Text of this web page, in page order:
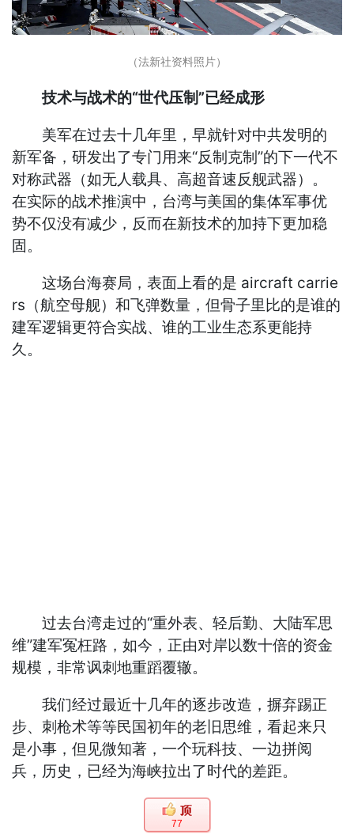
（法新社资料照片）
技术与战术的“世代压制”已经成形
美军在过去十几年里，早就针对中共发明的
新军备，研发出了专门用来“反制克制”的下一代不
对称武器（如无人载具、高超音速反舰武器）。
在实际的战术推演中，台湾与美国的集体军事优
势不仅没有减少，反而在新技术的加持下更加稳
固。
这场台海赛局，表面上看的是 aircraft carrie
rs（航空母舰）和飞弹数量，但骨子里比的是谁的
建军逻辑更符合实战、谁的工业生态系更能持
久。
过去台湾走过的“重外表、轻后勤、大陆军思
维”建军冤枉路，如今，正由对岸以数十倍的资金
规模，非常讽刺地重蹈覆辙。
我们经过最近十几年的逐步改造，摒弃踢正
步、刺枪术等等民国初年的老旧思维，看起来只
是小事，但见微知著，一个玩科技、一边拼阅
兵，历史，已经为海峡拉出了时代的差距。
77